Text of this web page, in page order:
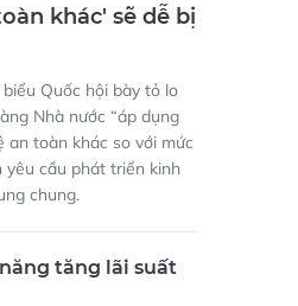
khác' sẽ dễ bị
Quốc hội bày tỏ lo
Nhà nước “áp dụng
an toàn khác so với mức
cầu phát triển kinh
chung.
tăng lãi suất